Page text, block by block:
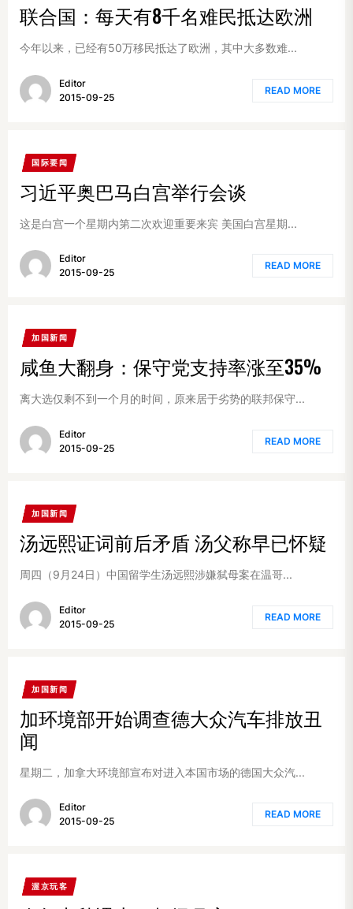
联合国：每天有8千名难民抵达欧洲
今年以来，已经有50万移民抵达了欧洲，其中大多数难...
Editor
2015-09-25
READ MORE
国际要闻
习近平奥巴马白宫举行会谈
这是白宫一个星期内第二次欢迎重要来宾 美国白宫星期...
Editor
2015-09-25
READ MORE
加国新闻
咸鱼大翻身：保守党支持率涨至35%
离大选仅剩不到一个月的时间，原来居于劣势的联邦保守...
Editor
2015-09-25
READ MORE
加国新闻
汤远熙证词前后矛盾 汤父称早已怀疑
周四（9月24日）中国留学生汤远熙涉嫌弑母案在温哥...
Editor
2015-09-25
READ MORE
加国新闻
加环境部开始调查德大众汽车排放丑
闻
星期二，加拿大环境部宣布对进入本国市场的德国大众汽...
Editor
2015-09-25
READ MORE
渥京玩客